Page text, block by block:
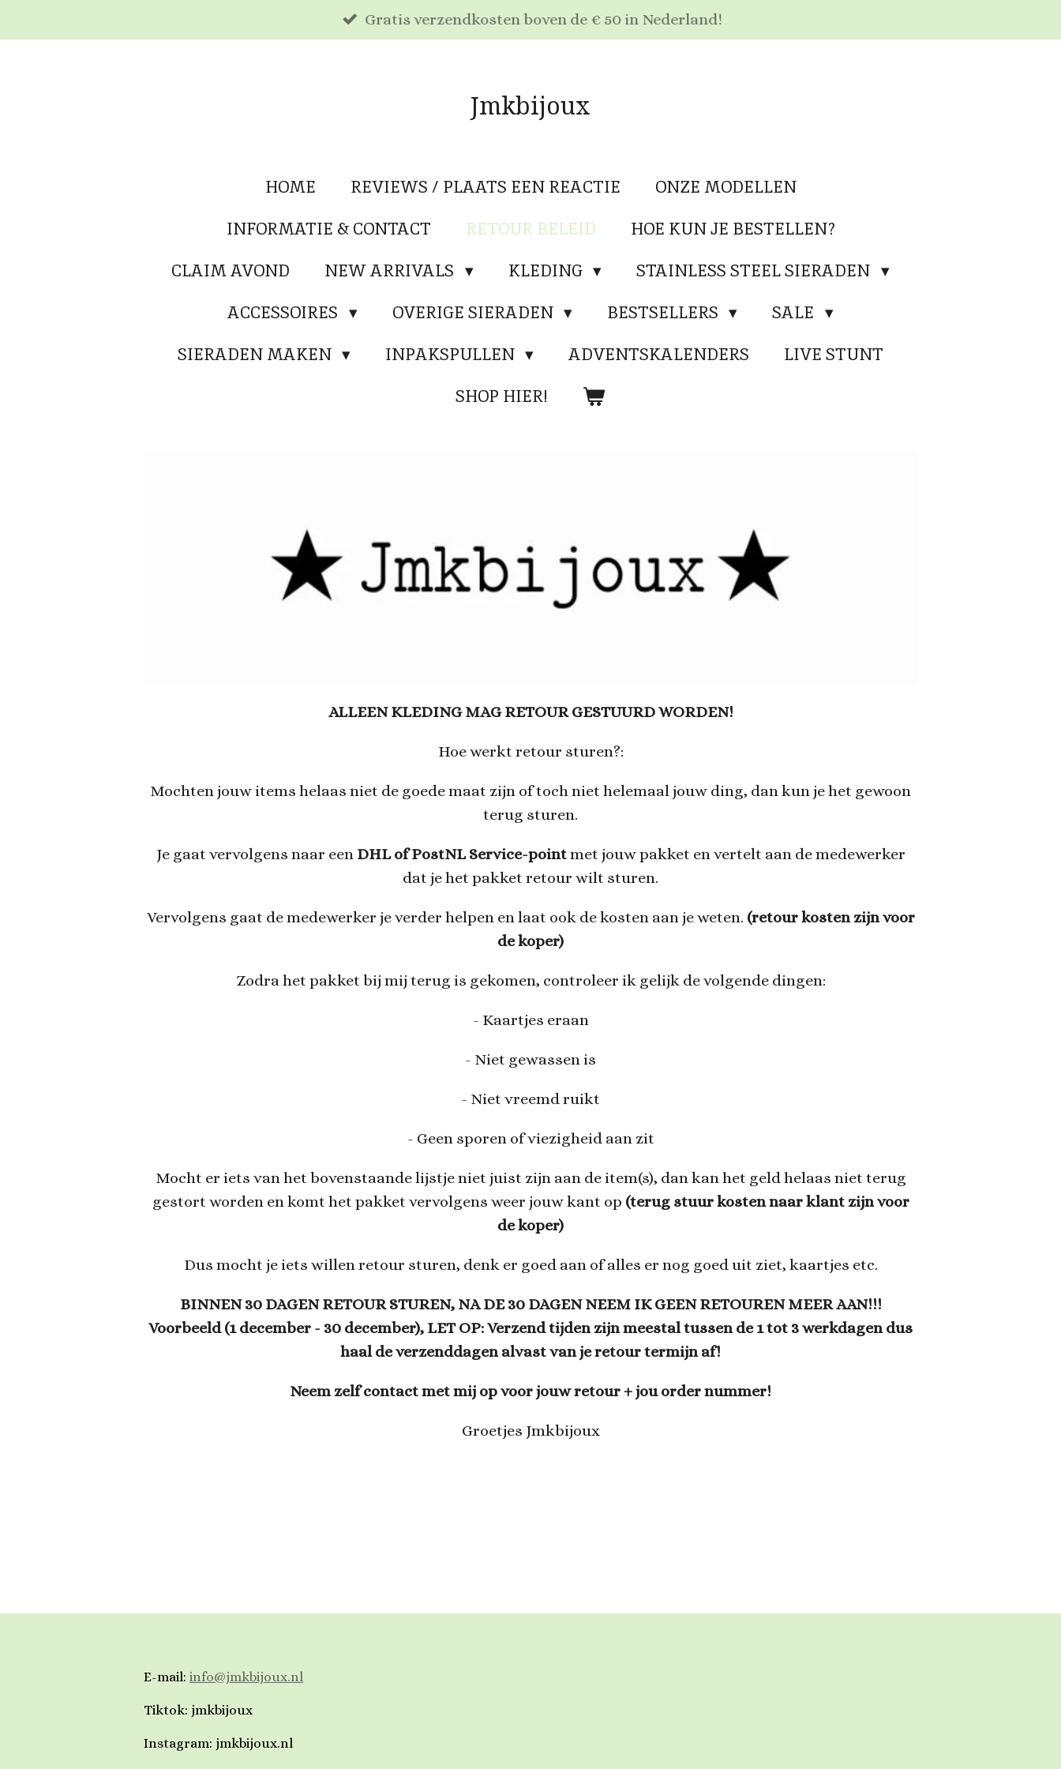
direct
Gratis verzendkosten boven de € 50 in Nederland!
Jmkbijoux
HOME REVIEWS / PLAATS EEN REACTIE
ONZE MODELLEN
INFORMATIE & CONTACT
RETOUR BELEID
HOE KUN JE BESTELLEN?
CLAIM AVOND
NEW ARRIVALS KLEDING
STAINLESS STEEL SIERADEN
ACCESSOIRES
OVERIGE SIERADEN BESTSELLERS
SALE
SIERADEN MAKEN
INPAKSPULLEN ADVENTSKALENDERS
LIVE STUNT
SHOP HIER!
ALLEEN KLEDING MAG RETOUR GESTUURD WORDEN!
Hoe werkt retour sturen?:
Mochten jouw items helaas niet de goede maat zijn of toch niet helemaal jouw ding, dan kun je het gewoon
terug sturen.
Je gaat vervolgens naar een DHL of PostNL Service-pointmet jouw pakket en vertelt aan de medewerker
dat je het pakket retour wilt sturen.
Vervolgens gaat de medewerker je verder helpen en laat ook de kosten aan je weten. (retour kosten zijn voor
de koper)
Zodra het pakket bij mij terug is gekomen, controleer ik gelijk de volgende dingen:
- Kaartjes eraan
- Niet gewassen is
- Niet vreemd ruikt
- Geen sporen of viezigheid aan zit
Mocht er iets van het bovenstaande lijstje niet juist zijn aan de item(s), dan kan het geld helaas niet terug
gestort worden en komt het pakket vervolgens weer jouw kant op (terug stuur kosten naar klant zijn voor
de koper)
Dus mocht je iets willen retour sturen, denk er goed aan of alles er nog goed uit ziet, kaartjes etc.
BINNEN 30 DAGEN RETOUR STUREN, NA DE 30 DAGEN NEEM IK GEEN RETOUREN MEER AAN!!!
Voorbeeld (1 december - 30 december), LET OP: Verzend tijden zijn meestal tussen de 1 tot 3 werkdagen dus
haal de verzenddagen alvast van je retour termijn af!
Neem zelf contact met mij op voor jouw retour + jou order nummer!
Groetjes Jmkbijoux
E-mail: info@jmkbijoux.nl
Tiktok: jmkbijoux
Instagram: jmkbijoux.nl